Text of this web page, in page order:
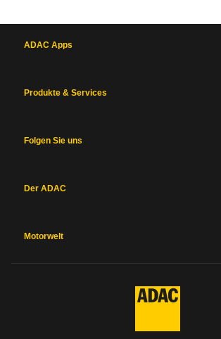
ADAC Apps
Produkte & Services
Folgen Sie uns
Der ADAC
Motorwelt